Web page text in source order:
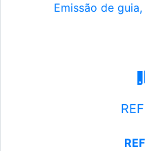
Emissão de